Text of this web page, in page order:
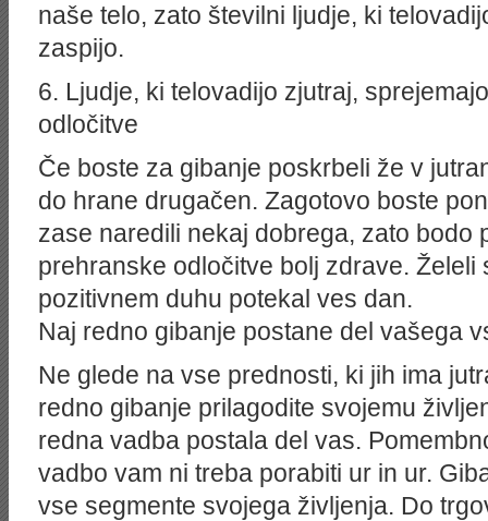
naše telo, zato številni ljudje, ki
zaspijo.
6. Ljudje, ki telovadijo zjutraj,
odločitve
Če boste za gibanje poskrbeli že v
do hrane drugačen. Zagotovo boste
zase naredili nekaj dobrega, zato bodo
prehranske odločitve bolj zdrave. Želeli
pozitivnem duhu potekal ves dan.
Naj redno gibanje postane del vašega
Ne glede na vse prednosti, ki jih ima
redno gibanje prilagodite svojemu
redna vadba postala del vas.
vadbo vam ni treba porabiti ur in ur.
vse segmente svojega življenja. Do